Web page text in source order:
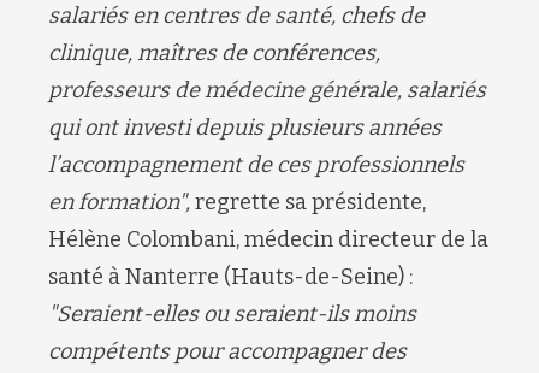
salariés en centres de santé, chefs de
clinique, maîtres de conférences,
professeurs de médecine générale, salariés
qui ont investi depuis plusieurs années
l’accompagnement de ces professionnels
en formation",regrette sa présidente,
Hélène Colombani, médecin directeur de la
santé à Nanterre (Hauts-de-Seine) :
"Seraient-elles ou seraient-ils moins
compétents pour accompagner des